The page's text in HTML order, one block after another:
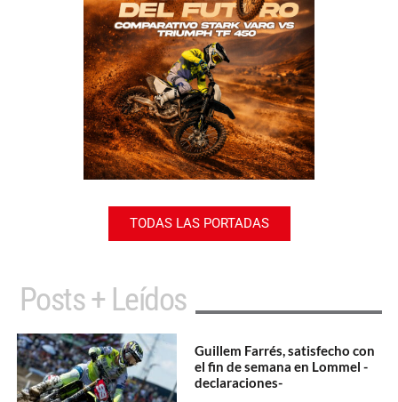
TODAS LAS PORTADAS
Posts + Leídos
Guillem Farrés, satisfecho con
el fin de semana en Lommel -
declaraciones-